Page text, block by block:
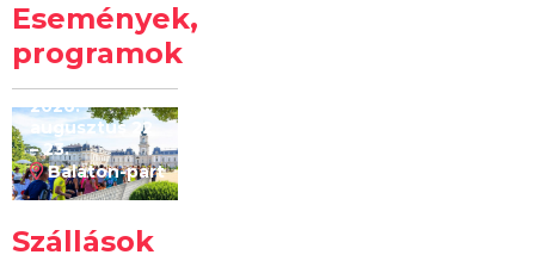
Események,
programok
Kilóméterek
2026
2026.
augusztus 22
– 23.
Balaton-part
Szállások